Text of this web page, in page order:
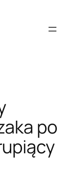
po